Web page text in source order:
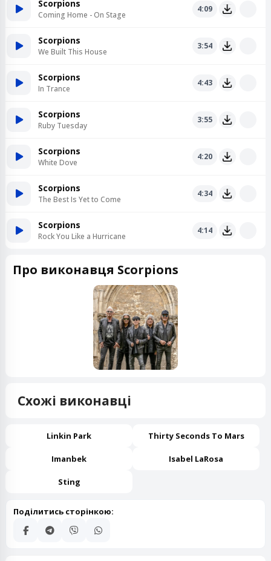
Scorpions
Coming Home - On Stage
4:09
Scorpions
We Built This House
3:54
Scorpions
In Trance
4:43
Scorpions
Ruby Tuesday
3:55
Scorpions
White Dove
4:20
Scorpions
The Best Is Yet to Come
4:34
Scorpions
Rock You Like a Hurricane
4:14
Про виконавця Scorpions
Схожі виконавці
Linkin Park Thirty Seconds To Mars
Imanbek Isabel LaRosa
Sting
Поділитись сторінкою: